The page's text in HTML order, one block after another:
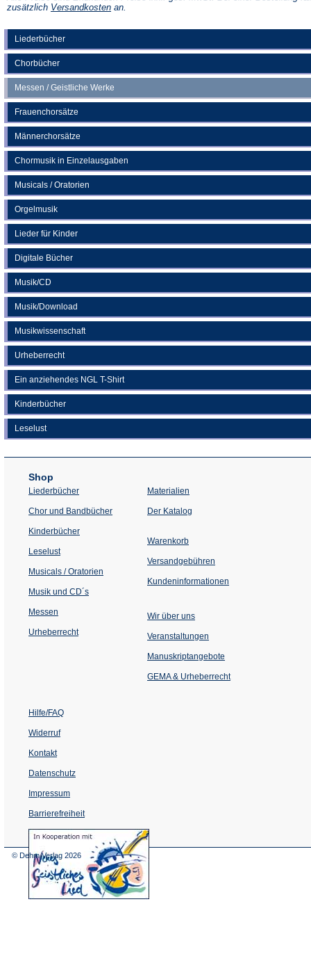
Liederbücher
Chorbücher
Messen / Geistliche Werke
Frauenchorsätze
Männerchorsätze
Chormusik in Einzelausgaben
Musicals / Oratorien
Orgelmusik
Lieder für Kinder
Digitale Bücher
Musik/CD
Musik/Download
Musikwissenschaft
Urheberrecht
Ein anziehendes NGL T-Shirt
Kinderbücher
Leselust
neuen
zusätzlich Versandkosten(Öffnet
an.
Shop
Liederbücher
Chor und Bandbücher
Kinderbücher
Leselust
Musicals / Oratorien
Musik und CD´s
Messen
Urheberrecht
Materialien
Der Katalog
Warenkorb
Versandgebühren
Kundeninformationen
Wir über uns
Veranstaltungen
einem
Tab)
Manuskriptangebote
GEMA & Urheberrecht
Hilfe/FAQ
Widerruf
Kontakt
Datenschutz
Impressum
Barrierefreiheit
(Öffnet
in
© Dehm Verlag 2026